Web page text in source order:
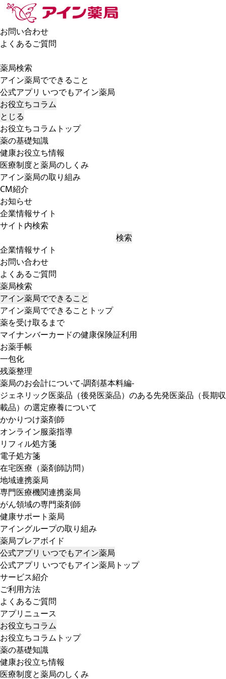
お問い合わせ
よくあるご質問
薬局検索
アイン薬局でできること
公式アプリ いつでもアイン薬局
お役立ちコラム
とじる
お役立ちコラムトップ
薬の基礎知識
健康お役立ち情報
医療制度と薬局のしくみ
アイン薬局の取り組み
CM紹介
お知らせ
企業情報サイト
サイト内検索
検索
企業情報サイト
お問い合わせ
よくあるご質問
薬局検索
アイン薬局でできること
アイン薬局でできることトップ
薬を受け取るまで
マイナンバーカードの健康保険証利用
お薬手帳
一包化
残薬整理
薬局のお会計について-調剤基本料編-
ジェネリック医薬品（後発医薬品）のある先発医薬品（長期収
載品）の選定療養について
かかりつけ薬剤師
オンライン服薬指導
リフィル処方箋
電子処方箋
在宅医療（薬剤師訪問）
地域連携薬局
専門医療機関連携薬局
がん領域の専門薬剤師
健康サポート薬局
アイングループの取り組み
薬局プレアボイド
公式アプリ いつでもアイン薬局
公式アプリ いつでもアイン薬局トップ
サービス紹介
ご利用方法
よくあるご質問
アプリニュース
お役立ちコラム
お役立ちコラムトップ
薬の基礎知識
健康お役立ち情報
医療制度と薬局のしくみ